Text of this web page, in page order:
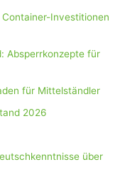
Investitionen
Absperrkonzepte für
für Mittelständler
2026
über